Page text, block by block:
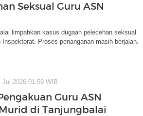
Seksual Guru ASN
limpahkan kasus dugaan pelecehan seksual
Proses penanganan masih berjalan.
Jul 2026 01:59 WIB
Guru ASN
di Tanjungbalai